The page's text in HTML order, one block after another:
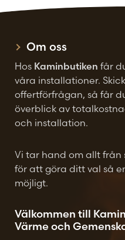
Om oss
Hos Kaminbutiken får
våra installationer.
offertförfrågan, så får
överblick av
och installation.
Vi tar hand om allt
för att göra ditt val så
möjligt.
Välkommen till
Värme och